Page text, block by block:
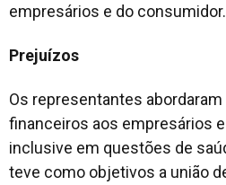
empresários e do consumidor.
Prejuízos
Os representantes
financeiros aos empresários
inclusive em questões de
teve como objetivos a união